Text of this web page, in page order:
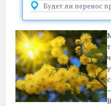
Будет ли перенос